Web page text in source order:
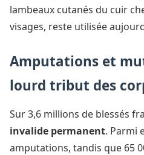
lambeaux cutanés du cuir
visages, reste utilisée
Amputations et
lourd tribut des
Sur 3,6 millions de blessés
invalide permanent. Parmi
amputations, tandis que 65